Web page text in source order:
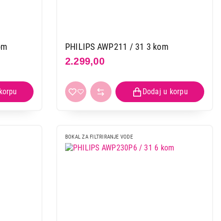
PHILIPS AWP211 / 31 3 kom
2.299,00
BOKAL ZA FILTRIRANJE VODE